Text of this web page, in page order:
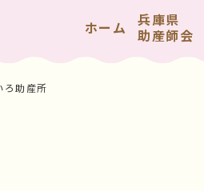
ホーム
兵庫県
助産師会
ろ助産所